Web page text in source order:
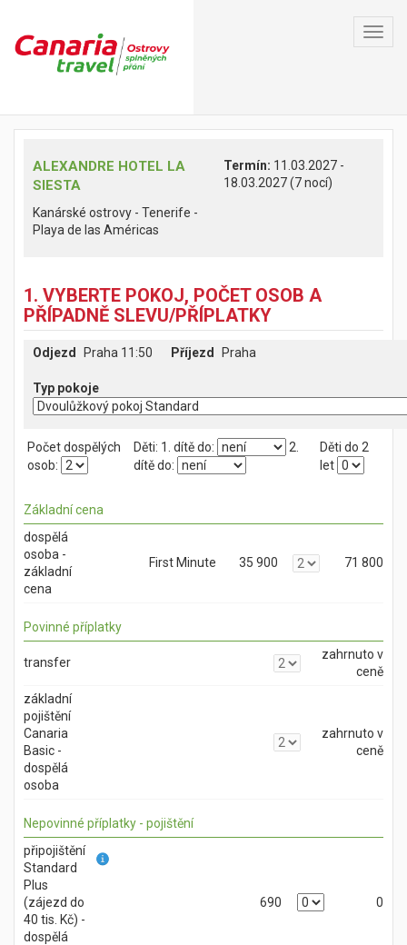
ALEXANDRE HOTEL LA
SIESTA
Kanárské ostrovy - Tenerife -
Playa de las Américas
Termín: 11.03.2027 -
18.03.2027 (7 nocí)
1. VYBERTE POKOJ, POČET OSOB A
PŘÍPADNĚ SLEVU/PŘÍPLATKY
Odjezd Praha 11:50 Příjezd Praha
Typ pokoje
Počet dospělých
osob:
Děti: 1. dítě do:
2.
dítě do:
Děti do 2
let
Základní cena
dospělá
osoba -
základní
cena
First Minute 35 900 71 800
Povinné příplatky
transfer
zahrnuto v
ceně
základní
pojištění
Canaria
Basic -
dospělá
osoba
zahrnuto v
ceně
Nepovinné příplatky - pojištění
připojištění
Standard
Plus
(zájezd do
40 tis. Kč) -
dospělá
690 0